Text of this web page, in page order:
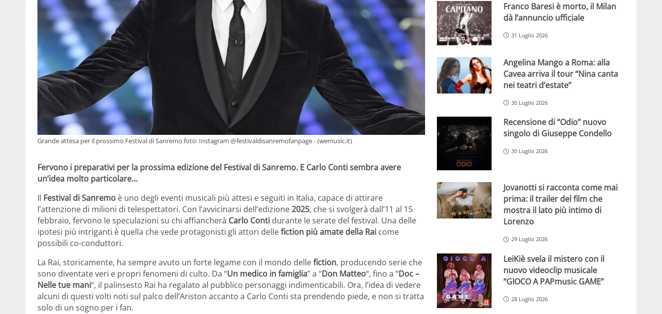
Grande attesa per il prossimo Festival di Sanremo foto: Instagram @festivaldisanremofanpage - (wemusic.it)
Fervono i preparativi per la prossima edizione del Festival di Sanremo. E Carlo Conti sembra avere
un’idea molto particolare…
Il Festival di Sanremo è uno degli eventi musicali più attesi e seguiti in Italia, capace di attirare
l’attenzione di milioni di telespettatori. Con l’avvicinarsi dell’edizione2025, che si svolgerà dall’11 al 15
febbraio, fervono le speculazioni su chi affiancherà Carlo Conti durante le serate del festival. Una delle
ipotesi più intriganti è quella che vede protagonisti gli attori dellefiction più amate della Rai come
possibili co-conduttori.
La Rai, storicamente, ha sempre avuto un forte legame con il mondo dellefiction, producendo serie che
sono diventate veri e propri fenomeni di culto. Da “Un medico in famiglia” a “Don Matteo“, fino a “Doc –
Nelle tue mani“, il palinsesto Rai ha regalato al pubblico personaggi indimenticabili. Ora, l’idea di vedere
alcuni di questi volti noti sul palco dell’Ariston accanto a Carlo Conti sta prendendo piede, e non si tratta
solo di un sogno per i fan.
Franco Baresi è morto, il Milan
dà l’annuncio ufficiale
31 Luglio 2026
Angelina Mango a Roma: alla
Cavea arriva il tour “Nina canta
nei teatri d’estate”
30 Luglio 2026
Recensione di “Odio” nuovo
singolo di Giuseppe Condello
30 Luglio 2026
Jovanotti si racconta come mai
prima: il trailer del film che
mostra il lato più intimo di
Lorenzo
29 Luglio 2026
LeiKiè svela il mistero con il
nuovo videoclip musicale
“GIOCO A PAPmusic GAME”
28 Luglio 2026